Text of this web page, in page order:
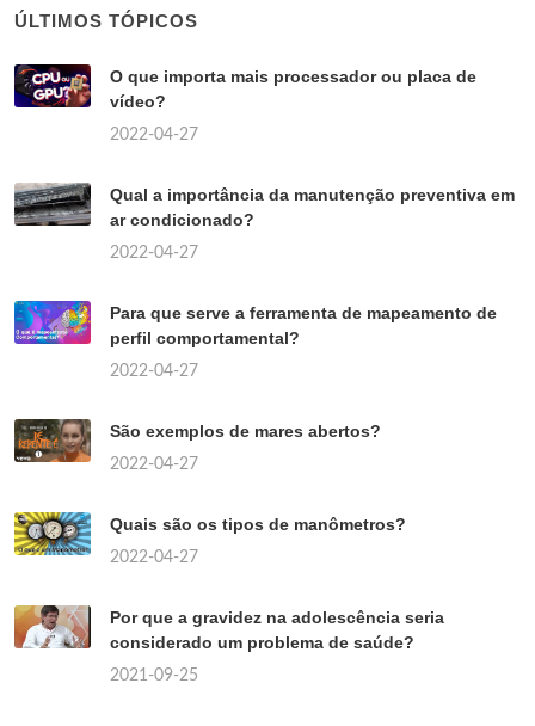
ÚLTIMOS TÓPICOS
O que importa mais processador ou placa de
vídeo?
2022-04-27
Qual a importância da manutenção preventiva em
ar condicionado?
2022-04-27
Para que serve a ferramenta de mapeamento de
perfil comportamental?
2022-04-27
São exemplos de mares abertos?
2022-04-27
Quais são os tipos de manômetros?
2022-04-27
Por que a gravidez na adolescência seria
considerado um problema de saúde?
2021-09-25